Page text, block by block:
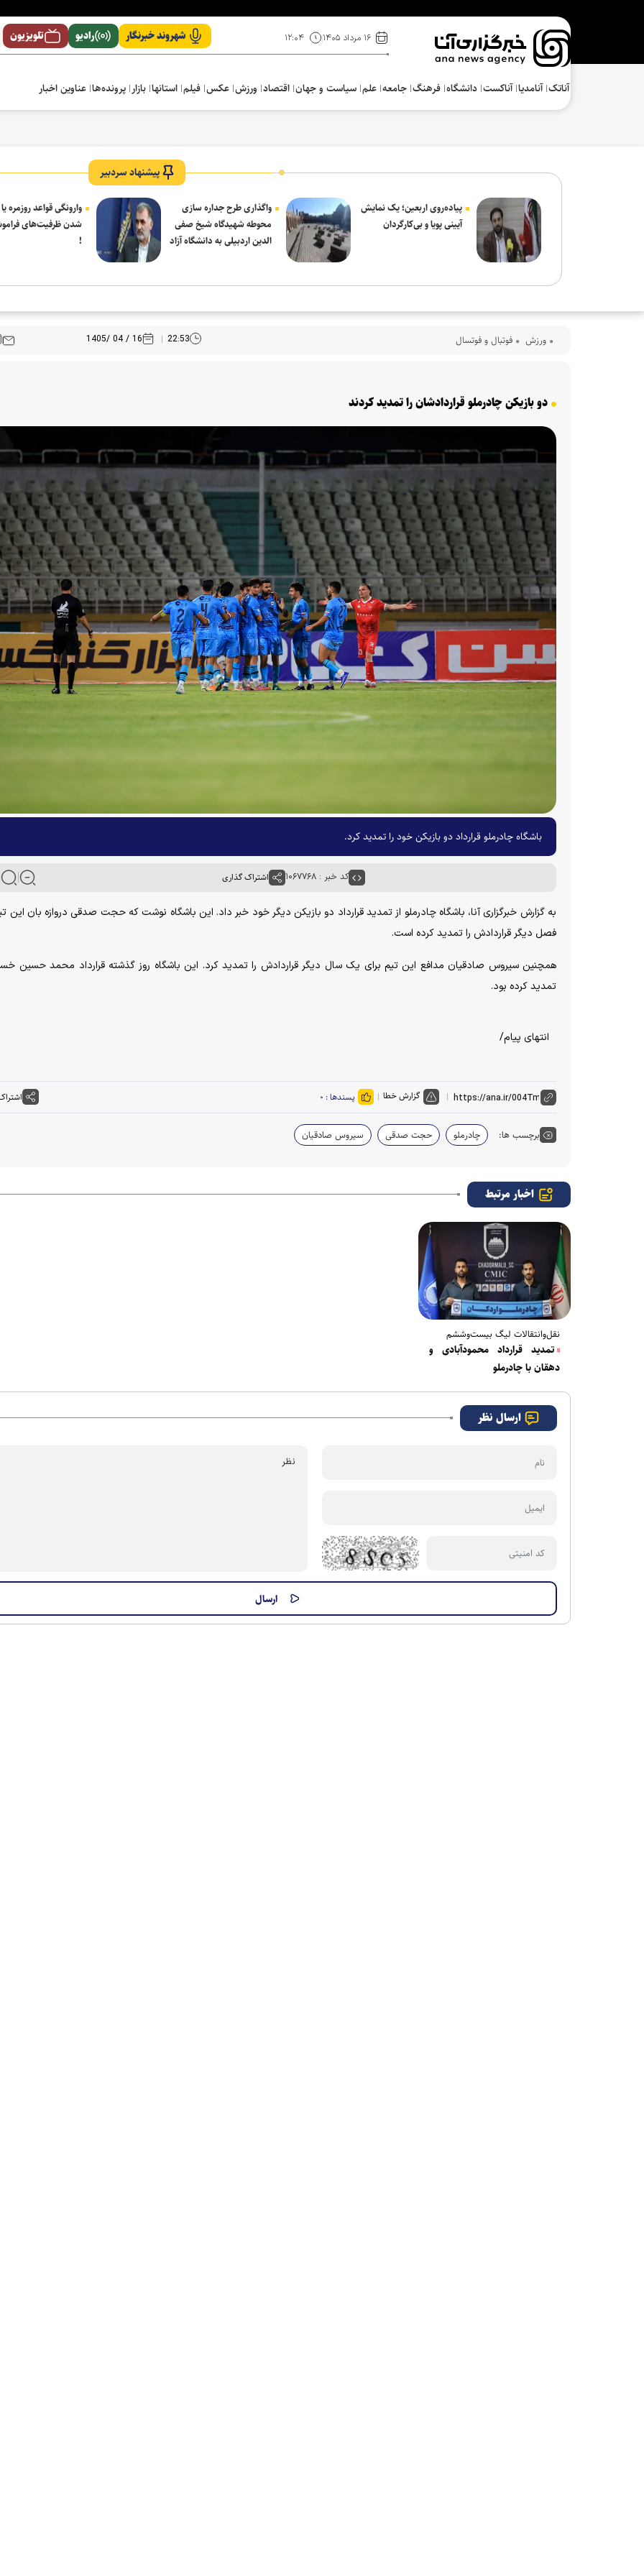
۱۶ مرداد ۱۴۰۵ ۱۲:۰۴ شهروند خبرنگار رادیو تلویزیون
آناتک آنامدیا آناکست دانشگاه فرهنگ‌ جامعه علم سیاست و جهان اقتصاد ورزش عکس فیلم استانها بازار پرونده‌ها عناوین اخبار
پیشنهاد سردبیر
پیاده‌روی اربعین؛ یک نمایش
آیینی پویا و بی‌کارگردان
واگذاری طرح جداره سازی
محوطه شهیدگاه شیخ صفی
الدین اردبیلی به دانشگاه آزاد
وارونگی قواعد روزمره
شدن ظرفیت‌های
!
ورزش فوتبال و فوتسال 22:53
16 / 04 /1405
دو بازیکن چادرملو قراردادشان را تمدید کردند
باشگاه چادرملو قرارداد دو بازیکن خود را تمدید کرد.
کد خبر : ۱۰۶۷۷۶۸ اشتراک گذاری
به گزارش خبرگزاری آنا، باشگاه چادرملو از تمدید قرارداد دو بازیکن دیگر خود خبر داد. این باشگاه نوشت که حجت صدقی دروازه بان این
فصل دیگر قراردادش را تمدید کرده است.
همچنین سیروس صادقیان مدافع این تیم برای یک سال دیگر قراردادش را تمدید کرد. این باشگاه روز گذشته قرارداد محمد حسین
تمدید کرده بود.
انتهای پیام/
گزارش خطا پسندها : ۰
برچسب ها: چادرملو حجت صدقی سیروس صادقیان
اخبار مرتبط
نقل‌وانتقالات لیگ بیست‌وششم
تمدید قرارداد محمودآبادی و
دهقان با چادرملو
ارسال نظر